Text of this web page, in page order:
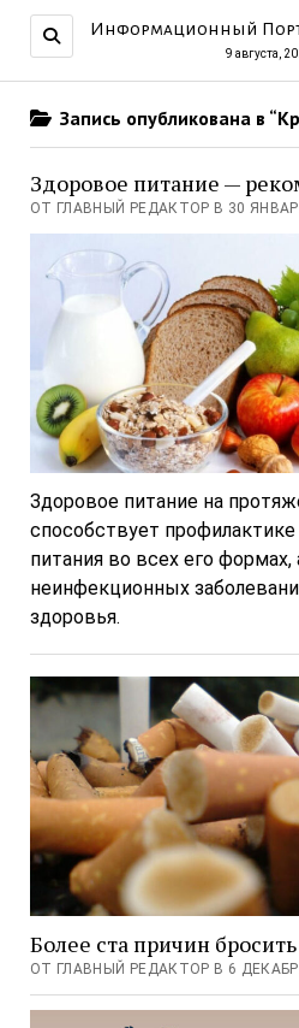
Информационный
9 августа,
Запись опубликована в
Здоровое питание —
ОТ ГЛАВНЫЙ РЕДАКТОР В 30
Здоровое питание на
способствует
питания во всех его
неинфекционных
здоровья.
Более ста причин
ОТ ГЛАВНЫЙ РЕДАКТОР В 6